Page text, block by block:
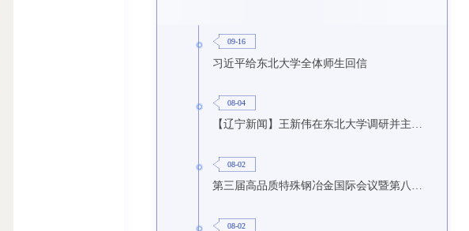
09-16
习近平给东北大学全体师生回信
08-04
【辽宁新闻】王新伟在东北大学调研并主持召开座谈会
08-02
08-02